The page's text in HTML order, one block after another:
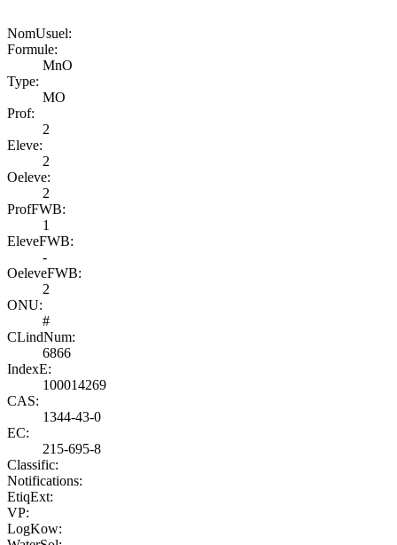
NomUsuel:
Formule:
MnO
Type:
MO
Prof:
2
Eleve:
2
Oeleve:
2
ProfFWB:
1
EleveFWB:
-
OeleveFWB:
2
ONU:
#
CLindNum:
6866
IndexE:
100014269
CAS:
1344-43-0
EC:
215-695-8
Classific:
Notifications:
EtiqExt:
VP:
LogKow: